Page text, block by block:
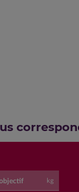
kg